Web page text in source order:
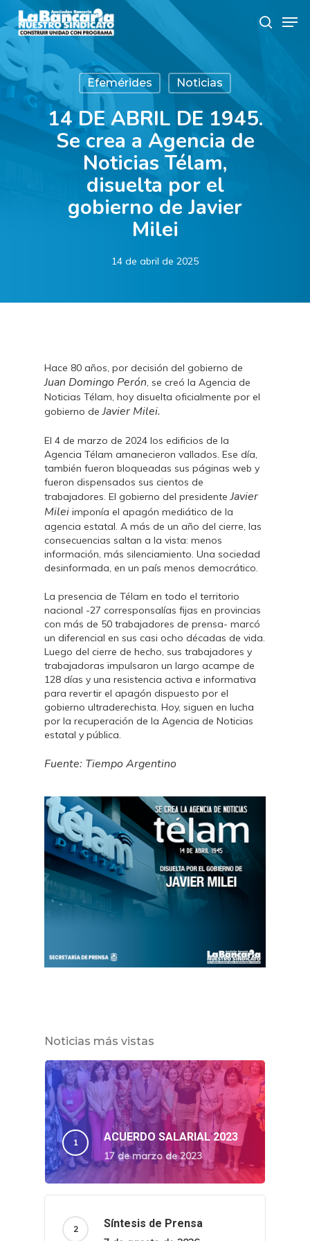
to
main
content
search
Efemérides Noticias
14 DE ABRIL DE 1945.
Se crea a Agencia de
Noticias Télam,
disuelta por el
gobierno de Javier
Milei
14 de abril de 2025
Hace 80 años, por decisión del gobierno de
Juan Domingo Perón, se creó la Agencia de
Noticias Télam, hoy disuelta oficialmente por el
gobierno deJavier Milei.
El 4 de marzo de 2024 los edificios de la
Agencia Télam amanecieron vallados. Ese día,
también fueron bloqueadas sus páginas web y
fueron dispensados sus cientos de
trabajadores. El gobierno del presidenteJavier
Milei imponía el apagón mediático de la
agencia estatal. A más de un año del cierre, las
consecuencias saltan a la vista: menos
información, más silenciamiento. Una sociedad
desinformada, en un país menos democrático.
La presencia de Télam en todo el territorio
nacional -27 corresponsalías fijas en provincias
con más de 50 trabajadores de prensa- marcó
un diferencial en sus casi ocho décadas de vida.
Luego del cierre de hecho, sus trabajadores y
trabajadoras impulsaron un largo acampe de
128 días y una resistencia activa e informativa
para revertir el apagón dispuesto por el
gobierno ultraderechista. Hoy, siguen en lucha
por la recuperación de la Agencia de Noticias
estatal y pública.
Fuente: Tiempo Argentino
Noticias más vistas
ACUERDO SALARIAL 2023
17 de marzo de 2023
Síntesis de Prensa